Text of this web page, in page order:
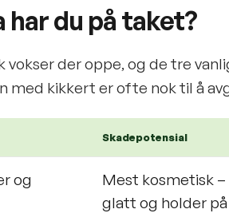
har du på taket?
vokser der oppe, og de tre
med kikkert er ofte nok til å
Skadepotensial
og
Mest kosmetisk
glatt og holder